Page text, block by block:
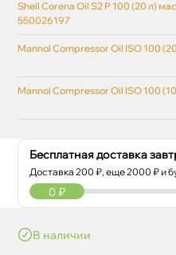
Бесплатная доставка
Доставка200 ₽, еще2000 ₽ и
0 ₽
наличии
Shell Corena Oil S2 P 100 (20 л)
550026197
Mannol Compressor Oil ISO 100
Mannol Compressor Oil ISO 100